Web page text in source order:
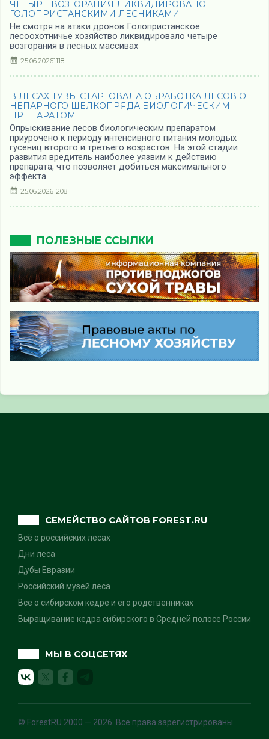
ЧЕТЫРЕ ВОЗГОРАНИЯ ЛИКВИДИРОВАНО
ГОЛОПРИСТАНСКИМИ ЛЕСНИКАМИ
Не смотря на атаки дронов Голопристанское
лесоохотничье хозяйство ликвидировало четыре
возгорания в лесных массивах
25.06.20261118
В ЛЕСАХ ТУВЫ СТАРТОВАЛА ОБРАБОТКА ЛЕСОВ ОТ
НЕПАРНОГО ШЕЛКОПРЯДА БИОЛОГИЧЕСКИМ
ПРЕПАРАТОМ
Опрыскивание лесов биологическим препаратом
приурочено к периоду интенсивного питания молодых
гусениц второго и третьего возрастов. На этой стадии
развития вредитель наиболее уязвим к действию
препарата, что позволяет добиться максимального
эффекта.
25.06.20261208
ПОЛЕЗНЫЕ ССЫЛКИ
СЕМЕЙСТВО САЙТОВ FOREST.RU
Всё о российских лесах
Дни леса
Дубы Евразии
Российский музей леса
Всё о сибирском кедре и его родственниках
Выращивание кедра сибирского в Средней полосе России
МЫ В СОЦСЕТЯХ
© ForestRU 2000 — 2026. Все права зарегистрированы.